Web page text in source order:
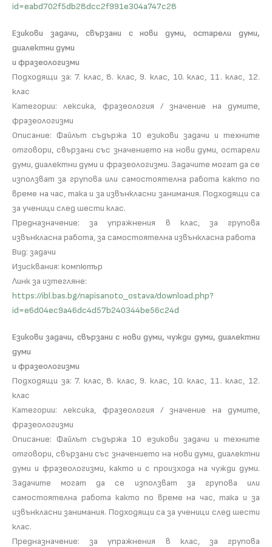
id=eabd702f5db28dcc2f991e304a747c28
Езикови задачи, свързани с нови думи, остарели думи,
диалектни думи
и фразеологизми
Подходящи за: 7. клас, 8. клас, 9. клас, 10. клас, 11. клас, 12.
клас
Категории: лексика, фразеология / значение на думите,
фразеологизми
Описание: Файлът съдържа 10 езикови задачи и техните
отговори, свързани със значението на нови думи, остарели
думи, диалектни думи и фразеологизми. Задачите могат да се
използват за групова или самостоятелна работа както по
време на час, така и за извънкласни занимания. Подходящи са
за ученици след шести клас.
Предназначение: за упражнения в клас, за групова
извънкласна работа, за самостоятелна извънкласна работа
Вид: задачи
Изисквания: компютър
Линк за изтегляне:
https://ibl.bas.bg/napisanoto_ostava/download.php?
id=e6d04ec9a46dc4d57b240344be56c24d
Езикови задачи, свързани с нови думи, чужди думи, диалектни
думи
и фразеологизми
Подходящи за: 7. клас, 8. клас, 9. клас, 10. клас, 11. клас, 12.
клас
Категории: лексика, фразеология / значение на думите,
фразеологизми
Описание: Файлът съдържа 10 езикови задачи и техните
отговори, свързани със значението на нови думи, диалектни
думи и фразеологизми, както и с произхода на чужди думи.
Задачите могат да се използват за групова или
самостоятелна работа както по време на час, така и за
извънкласни занимания. Подходящи са за ученици след шести
клас.
Предназначение: за упражнения в клас, за групова